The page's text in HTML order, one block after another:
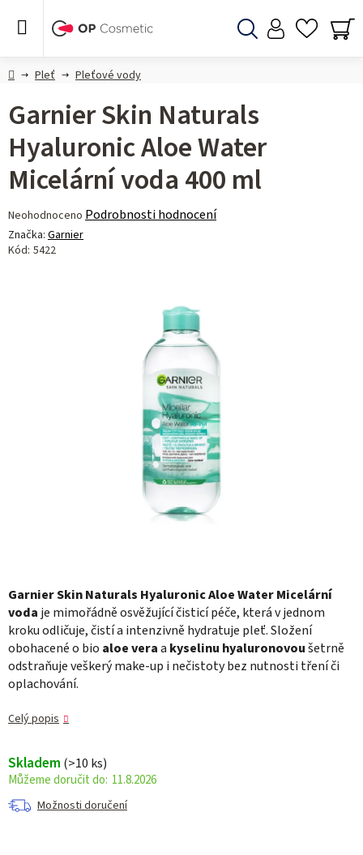
DomůPleť Pleťové vody
Garnier Skin Naturals Hyaluronic Aloe Water Micelární
voda je mimořádně osvěžující čisticí péče, která v jednom
kroku odličuje, čistí a intenzivně hydratuje pleť. Složení
obohacené o bio aloe veraa kyselinu hyaluronovoušetrně
odstraňuje veškerý make-up i nečistoty bez nutnosti tření či
oplachování.
Celý popis
Skladem (>10 ks)
11.8.2026
Možnosti doručení
Garnier Skin Naturals
Hyaluronic Aloe Water
Micelární voda 400 ml
Průměrné
hodnocení
produktu
Neohodnoceno Podrobnosti hodnocení
Značka: Garnier
Kód: 5422